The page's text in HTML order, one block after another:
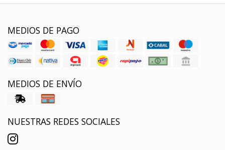
MEDIOS DE PAGO
MEDIOS DE ENVÍO
NUESTRAS REDES SOCIALES